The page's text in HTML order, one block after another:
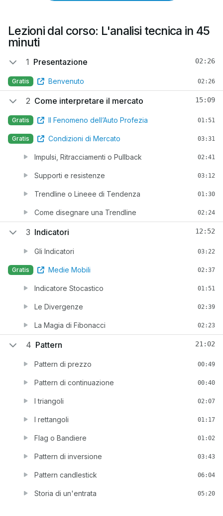
Lezioni dal corso: L'analisi tecnica in 45
minuti
1 Presentazione 02:26
Gratis Benvenuto 02:26
2 Come interpretare il mercato 15:09
Gratis Il Fenomeno dell’Auto Profezia 01:51
Gratis Condizioni di Mercato 03:31
Impulsi, Ritracciamenti o Pullback 02:41
Supporti e resistenze 03:12
Trendline o Lineee di Tendenza 01:30
Come disegnare una Trendline 02:24
3 Indicatori 12:52
Gli Indicatori 03:22
Gratis Medie Mobili 02:37
Indicatore Stocastico 01:51
Le Divergenze 02:39
La Magia di Fibonacci 02:23
4 Pattern 21:02
Pattern di prezzo 00:49
Pattern di continuazione 00:40
I triangoli 02:07
I rettangoli 01:17
Flag o Bandiere 01:02
Pattern di inversione 03:43
Pattern candlestick 06:04
Storia di un'entrata 05:20